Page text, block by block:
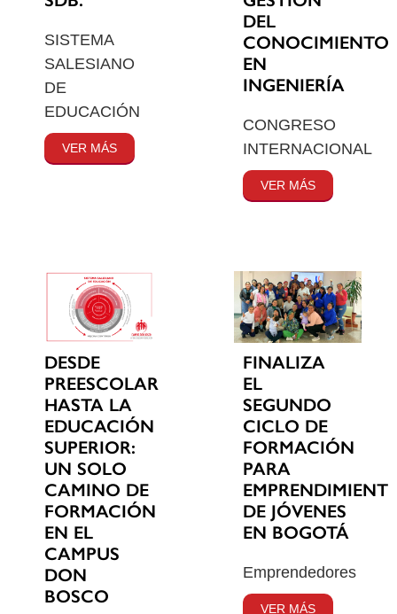
SISTEMA
SALESIANO
DE
EDUCACIÓN
VER MÁS
DEL
CONOCIMIENTO
EN
INGENIERÍA
CONGRESO
INTERNACIONAL
VER MÁS
DESDE
PREESCOLAR
HASTA LA
EDUCACIÓN
SUPERIOR:
UN SOLO
CAMINO DE
FORMACIÓN
EN EL
CAMPUS
DON
BOSCO
FINALIZA
EL
SEGUNDO
CICLO DE
FORMACIÓN
PARA
DE JÓVENES
EN BOGOTÁ
Emprendedores
VER MÁS